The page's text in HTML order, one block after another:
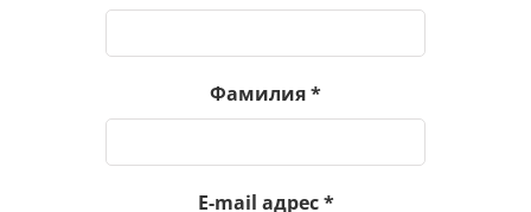
Фамилия*
E-mail адрес*